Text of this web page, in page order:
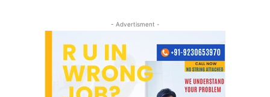
- Advertisment -